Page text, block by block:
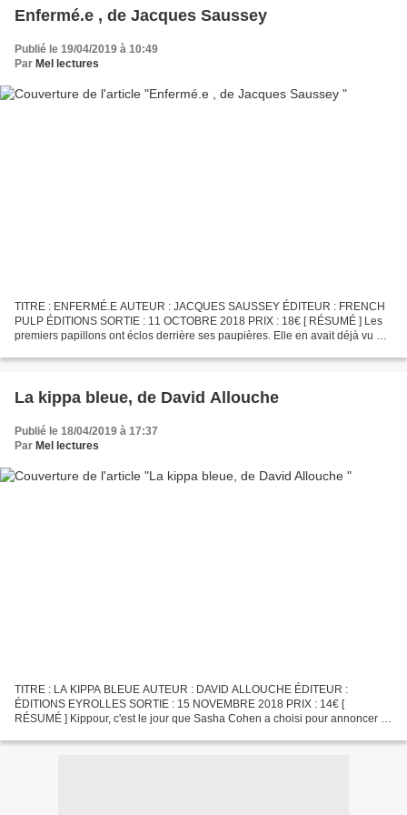
Enfermé.e , de Jacques Saussey
Publié le 19/04/2019 à 10:49
Par Mel lectures
TITRE : ENFERMÉ.E AUTEUR : JACQUES SAUSSEY ÉDITEUR : FRENCH
PULP ÉDITIONS SORTIE : 11 OCTOBRE 2018 PRIX : 18€ [ RÉSUMÉ ] Les
premiers papillons ont éclos derrière ses paupières. Elle en avait déjà vu de
La kippa bleue, de David Allouche
Publié le 18/04/2019 à 17:37
Par Mel lectures
TITRE : LA KIPPA BLEUE AUTEUR : DAVID ALLOUCHE ÉDITEUR :
ÉDITIONS EYROLLES SORTIE : 15 NOVEMBRE 2018 PRIX : 14€ [
RÉSUMÉ ] Kippour, c'est le jour que Sasha Cohen a choisi pour annoncer à